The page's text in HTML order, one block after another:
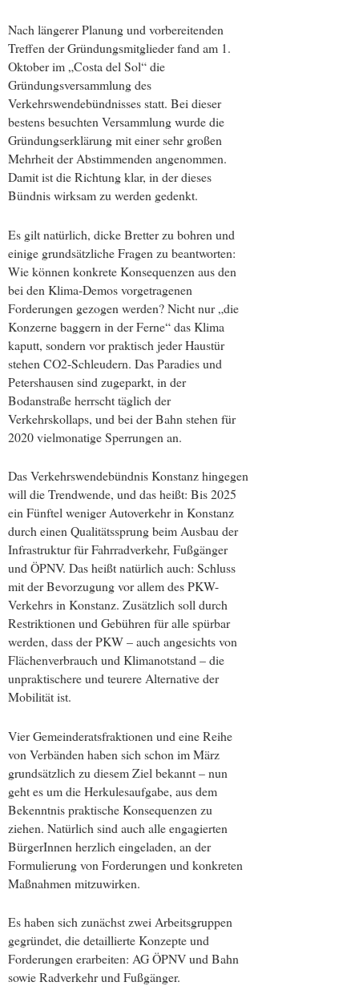
Nach längerer Planung und vorbereitenden
Treffen der Gründungsmitglieder fand am 1.
Oktober im „Costa del Sol“ die
Gründungsversammlung des
Verkehrswendebündnisses statt. Bei dieser
bestens besuchten Versammlung wurde die
Gründungserklärung mit einer sehr großen
Mehrheit der Abstimmenden angenommen.
Damit ist die Richtung klar, in der dieses
Bündnis wirksam zu werden gedenkt.
Es gilt natürlich, dicke Bretter zu bohren und
einige grundsätzliche Fragen zu beantworten:
Wie können konkrete Konsequenzen aus den
bei den Klima-Demos vorgetragenen
Forderungen gezogen werden? Nicht nur „die
Konzerne baggern in der Ferne“ das Klima
kaputt, sondern vor praktisch jeder Haustür
stehen CO2-Schleudern. Das Paradies und
Petershausen sind zugeparkt, in der
Bodanstraße herrscht täglich der
Verkehrskollaps, und bei der Bahn stehen für
2020 vielmonatige Sperrungen an.
Das Verkehrswendebündnis Konstanz hingegen
will die Trendwende, und das heißt: Bis 2025
ein Fünftel weniger Autoverkehr in Konstanz
durch einen Qualitätssprung beim Ausbau der
Infrastruktur für Fahrradverkehr, Fußgänger
und ÖPNV. Das heißt natürlich auch: Schluss
mit der Bevorzugung vor allem des PKW-
Verkehrs in Konstanz. Zusätzlich soll durch
Restriktionen und Gebühren für alle spürbar
werden, dass der PKW – auch angesichts von
Flächenverbrauch und Klimanotstand – die
unpraktischere und teurere Alternative der
Mobilität ist.
Vier Gemeinderatsfraktionen und eine Reihe
von Verbänden haben sich schon im März
grundsätzlich zu diesem Ziel bekannt – nun
geht es um die Herkulesaufgabe, aus dem
Bekenntnis praktische Konsequenzen zu
ziehen. Natürlich sind auch alle engagierten
BürgerInnen herzlich eingeladen, an der
Formulierung von Forderungen und konkreten
Maßnahmen mitzuwirken.
Es haben sich zunächst zwei Arbeitsgruppen
gegründet, die detaillierte Konzepte und
Forderungen erarbeiten: AG ÖPNV und Bahn
sowie Radverkehr und Fußgänger.